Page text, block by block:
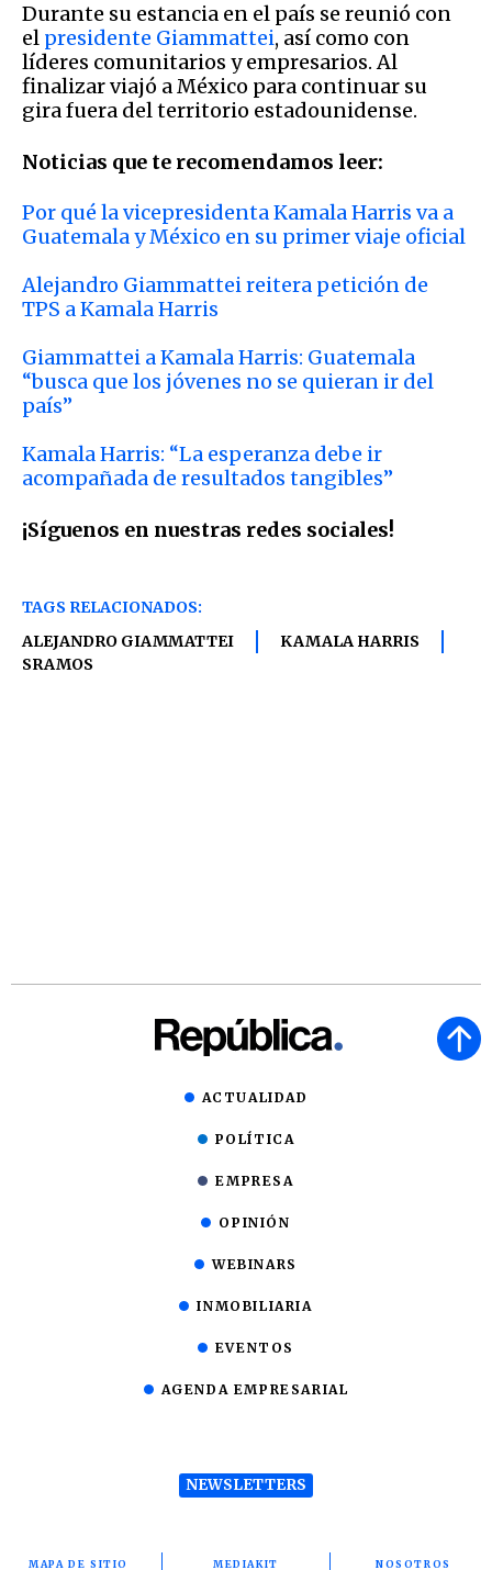
Durante su estancia en el país se reunió con
el presidente Giammattei, así como con
líderes comunitarios y empresarios. Al
finalizar viajó a México para continuar su
gira fuera del territorio estadounidense.
Noticias que te recomendamos leer:
Por qué la vicepresidenta Kamala Harris va a
Guatemala y México en su primer viaje oficial
Alejandro Giammattei reitera petición de
TPS a Kamala Harris
Giammattei a Kamala Harris: Guatemala
“busca que los jóvenes no se quieran ir del
país”
Kamala Harris: “La esperanza debe ir
acompañada de resultados tangibles”
¡Síguenos en nuestras redes sociales!
TAGS RELACIONADOS:
ALEJANDRO GIAMMATTEI
KAMALA HARRIS
SRAMOS
ACTUALIDAD
POLÍTICA
EMPRESA
OPINIÓN
WEBINARS
INMOBILIARIA
EVENTOS
AGENDA EMPRESARIAL
NEWSLETTERS
MAPA DE SITIO MEDIAKIT NOSOTROS